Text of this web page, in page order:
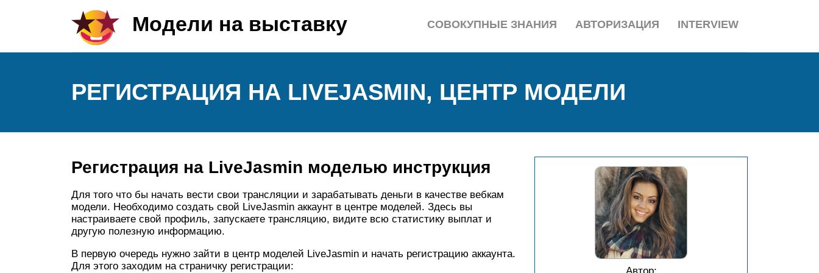
Модели на выставку INTERVIEW
АВТОРИЗАЦИЯ
СОВОКУПНЫЕ ЗНАНИЯ
РЕГИСТРАЦИЯ НА LIVEJASMIN, ЦЕНТР МОДЕЛИ
Регистрация на LiveJasmin моделью инструкция
Для того что бы начать вести свои трансляции и зарабатывать деньги в качестве вебкам
модели. Необходимо создать свой LiveJasmin аккаунт в центре моделей. Здесь вы
настраиваете свой профиль, запускаете трансляцию, видите всю статистику выплат и
другую полезную информацию.
В первую очередь нужно зайти в центр моделей LiveJasmin и начать регистрацию аккаунта.
Для этого заходим на страничку регистрации: